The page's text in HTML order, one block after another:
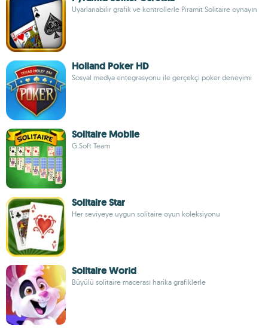
Uyarlanabilir grafik ve kontrollerle Piramit Solitaire oynayın
Holland Poker HD
Sosyal medya entegrasyonu ile gerçekçi poker deneyimi
Solitaire Mobile
G Soft Team
Solitaire Star
Her seviyeye uygun solitaire oyun koleksiyonu
Solitaire World
Büyülü solitaire macerası harika grafiklerle